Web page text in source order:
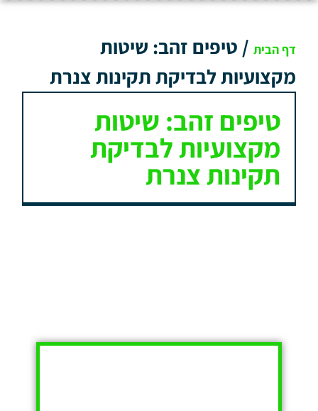
דף הבית / טיפים זהב: שיטות
מקצועיות לבדיקת תקינות צנרת
טיפים זהב: שיטות
מקצועיות לבדיקת
תקינות צנרת